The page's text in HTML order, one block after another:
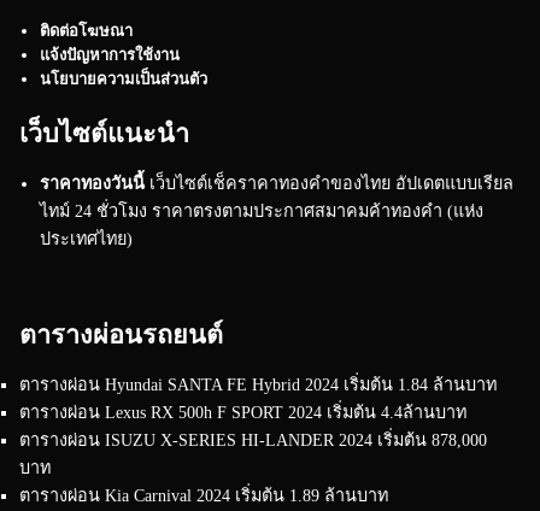
ติดต่อโฆษณา
แจ้งปัญหาการใช้งาน
นโยบายความเป็นส่วนตัว
เว็บไซต์แนะนำ
ราคาทองวันนี้ เว็บไซต์เช็คราคาทองคำของไทย อัปเดตแบบเรียล
ไทม์ 24 ชั่วโมง ราคาตรงตามประกาศสมาคมค้าทองคำ (แห่ง
ประเทศไทย)
ตารางผ่อนรถยนต์
ตารางผ่อน Hyundai SANTA FE Hybrid 2024 เริ่มต้น 1.84 ล้านบาท
ตารางผ่อน Lexus RX 500h F SPORT 2024 เริ่มต้น 4.4ล้านบาท
ตารางผ่อน ISUZU X-SERIES HI-LANDER 2024 เริ่มต้น 878,000
บาท
ตารางผ่อน Kia Carnival 2024 เริ่มต้น 1.89 ล้านบาท